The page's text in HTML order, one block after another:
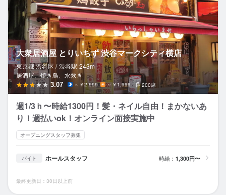
大衆居酒屋 とりいちず 渋谷マークシティ横店
東京都 渋谷区 / 渋谷駅 243m
居酒屋、焼き鳥、水炊き
3.07 ～￥2,999 ～￥1,999 200席
週1/3ｈ〜時給1300円！髪・ネイル自由！まかないあ
り！週払いok！オンライン面接実施中
オープニングスタッフ募集
バイト ホールスタッフ 時給： 1,300円〜
最終更新日：30日以上前